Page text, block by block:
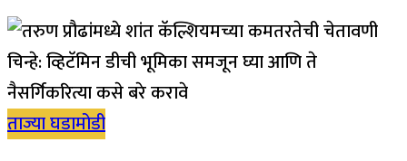
ताज्या घडामोडी